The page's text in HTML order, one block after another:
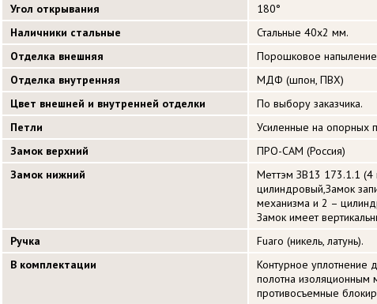
Угол открывания
180°
Наличники стальные
Стальные 40х2 мм.
Отделка внешняя
Порошковое напыление
Отделка внутренняя
МДФ (шпон, ПВХ)
Цвет внешней и внутренней отделки
По выбору заказчика.
Петли
Усиленные на опорных
Замок верхний
ПРО-САМ (Россия)
Замок нижний
Меттэм ЗВ13 173.1.1 (4
цилиндровый,Замок
механизма и 2 –
Замок имеет
Ручка
Fuaro (никель, латунь).
В комплектации
Контурное уплотнение
полотна изоляционным
противосъемные